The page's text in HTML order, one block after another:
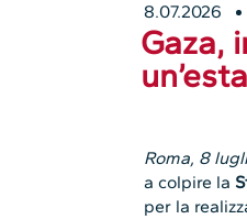
8.07.2026
Gaza,
Roma, 8
a colpire la
per la